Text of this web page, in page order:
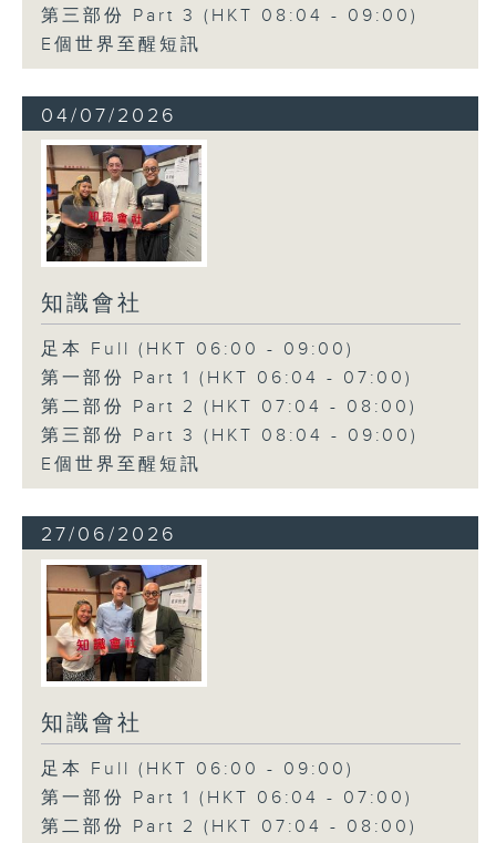
第三部份 Part 3 (HKT 08:04 - 09:00)
E個世界至醒短訊
04/07/2026
知識會社
足本 Full (HKT 06:00 - 09:00)
第一部份 Part 1 (HKT 06:04 - 07:00)
第二部份 Part 2 (HKT 07:04 - 08:00)
第三部份 Part 3 (HKT 08:04 - 09:00)
E個世界至醒短訊
27/06/2026
知識會社
足本 Full (HKT 06:00 - 09:00)
第一部份 Part 1 (HKT 06:04 - 07:00)
第二部份 Part 2 (HKT 07:04 - 08:00)